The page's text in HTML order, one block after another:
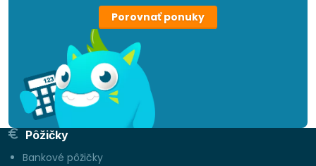
Porovnať ponuky
Pôžičky
Bankové pôžičky